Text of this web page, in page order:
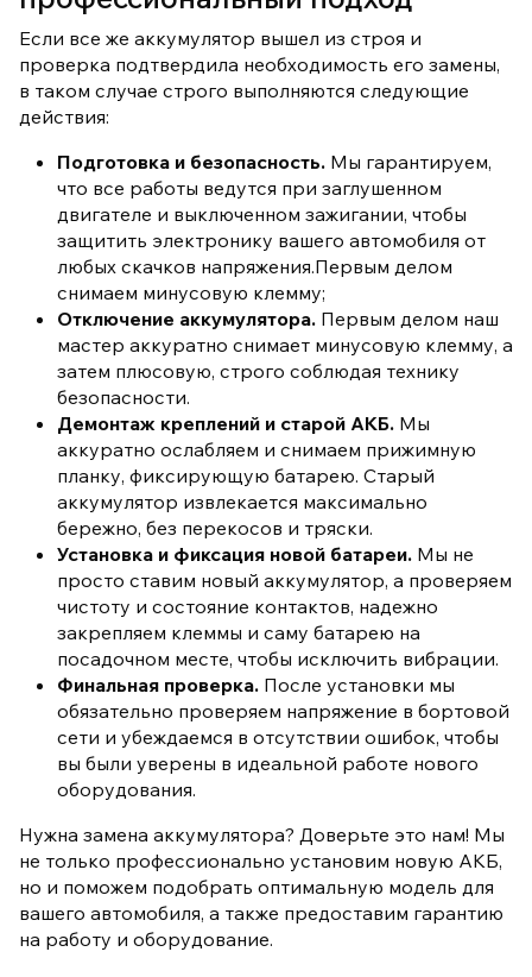
Если все же аккумулятор вышел из строя и
проверка подтвердила необходимость его замены,
в таком случае строго выполняются следующие
действия:
Подготовка и безопасность. Мы гарантируем,
что все работы ведутся при заглушенном
двигателе и выключенном зажигании, чтобы
защитить электронику вашего автомобиля от
любых скачков напряжения.Первым делом
снимаем минусовую клемму;
Отключение аккумулятора. Первым делом наш
мастер аккуратно снимает минусовую клемму, а
затем плюсовую, строго соблюдая технику
безопасности.
Демонтаж креплений и старой АКБ. Мы
аккуратно ослабляем и снимаем прижимную
планку, фиксирующую батарею. Старый
аккумулятор извлекается максимально
бережно, без перекосов и тряски.
Установка и фиксация новой батареи. Мы не
просто ставим новый аккумулятор, а проверяем
чистоту и состояние контактов, надежно
закрепляем клеммы и саму батарею на
посадочном месте, чтобы исключить вибрации.
Финальная проверка. После установки мы
обязательно проверяем напряжение в бортовой
сети и убеждаемся в отсутствии ошибок, чтобы
вы были уверены в идеальной работе нового
оборудования.
Нужна замена аккумулятора? Доверьте это нам! Мы
не только профессионально установим новую АКБ,
но и поможем подобрать оптимальную модель для
вашего автомобиля, а также предоставим гарантию
на работу и оборудование.